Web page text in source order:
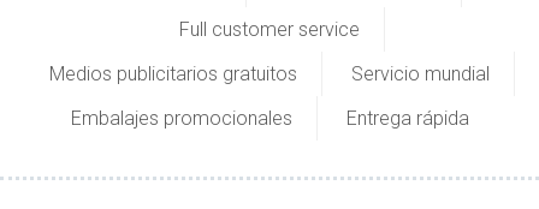
Full customer service
Medios publicitarios gratuitos
Servicio mundial
Embalajes promocionales
Entrega rápida